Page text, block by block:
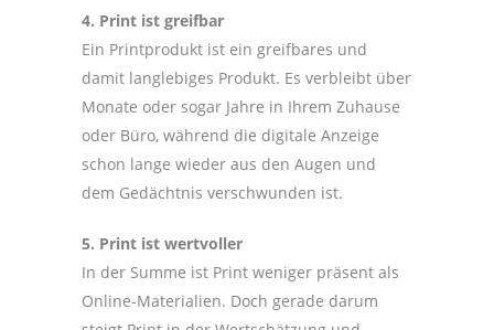
4. Print ist greifbar
Ein Printprodukt ist ein greifbares und
damit langlebiges Produkt. Es verbleibt über
Monate oder sogar Jahre in Ihrem Zuhause
oder Büro, während die digitale Anzeige
schon lange wieder aus den Augen und
dem Gedächtnis verschwunden ist.
5. Print ist wertvoller
In der Summe ist Print weniger präsent als
Online-Materialien. Doch gerade darum